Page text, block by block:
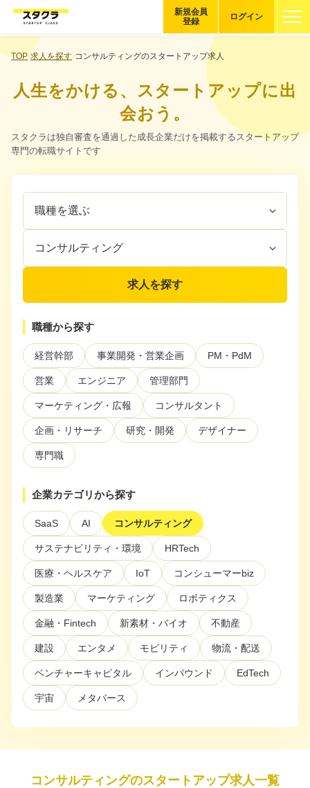
ブックマーク
企業を探す
適性診断 無料・5分
スタクラが選ばれる理由
スタートアップ厳選の仕組み
Startup Magazine
イベント・セミナー
特集記事
CEOインタビュー
転職
お問い合わせ
法人向け資料ダウンロード
/採用検討企業様へ
利用規約プライバシーポリシー採用情報 会社概要
採用検討企業様へ
パートナーの方へ
ログイン
新規会員
登録
TOP 求人を探す コンサルティングのスタートアップ求人
人生をかける、スタートアップに出
会おう。
スタクラは独自審査を通過した成長企業だけを掲載するスタートアップ
専門の転職サイトです
職
を
企
カ
リ
選
求人を探す
職種から探す
経営幹部 事業開発・営業企画 PM・PdM
営業 エンジニア 管理部門
マーケティング・広報 コンサルタント
企画・リサーチ 研究・開発 デザイナー
専門職
企業カテゴリから探す
SaaS AI コンサルティング
サステナビリティ・環境 HRTech
医療・ヘルスケア IoT コンシューマーbiz
製造業 マーケティング ロボティクス
金融・Fintech 新素材・バイオ 不動産
建設 エンタメ モビリティ 物流・配送
ベンチャーキャピタル インバウンド EdTech
宇宙 メタバース
コンサルティングのスタートアップ求人一覧